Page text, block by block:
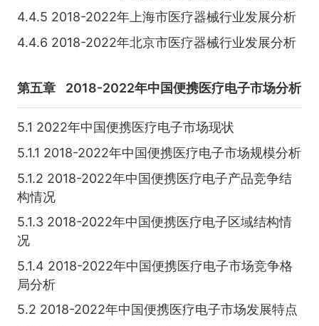
4.4.5 2018-2022年上海市医疗器械行业发展分析
4.4.6 2018-2022年北京市医疗器械行业发展分析
第五章 2018-2022年中国便携医疗电子市场分析
5.1 2022年中国便携医疗电子市场现状
5.1.1 2018-2022年中国便携医疗电子市场规模分析
5.1.2 2018-2022年中国便携医疗电子产品竞争结
构情况
5.1.3 2018-2022年中国便携医疗电子区域结构情
况
5.1.4 2018-2022年中国便携医疗电子市场竞争格
局分析
5.2 2018-2022年中国便携医疗电子市场发展特点